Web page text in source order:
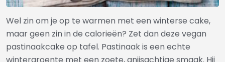
Wel zin om je op te warmen met een winterse cake,
maar geen zin in de calorieën? Zet dan deze vegan
pastinaakcake op tafel. Pastinaak is een echte
wintergroente met een zoete, anijsachtige smaak. Hij